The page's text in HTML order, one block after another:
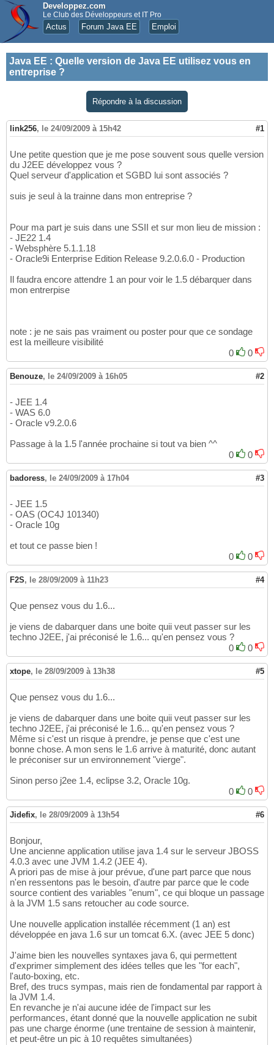
Developpez.com
Le Club des Développeurs et IT Pro
Actus Forum Java EE Emploi
Java EE : Quelle version de Java EE utilisez vous en
entreprise ?
Répondre à la discussion
link256, le 24/09/2009 à 15h42 #1
Une petite question que je me pose souvent sous quelle version
du J2EE développez vous ?
Quel serveur d'application et SGBD lui sont associés ?
suis je seul à la trainne dans mon entreprise ?
Pour ma part je suis dans une SSII et sur mon lieu de mission :
- JE22 1.4
- Websphère 5.1.1.18
- Oracle9i Enterprise Edition Release 9.2.0.6.0 - Production
Il faudra encore attendre 1 an pour voir le 1.5 débarquer dans
mon entrerpise
note : je ne sais pas vraiment ou poster pour que ce sondage
est la meilleure visibilité
0
0
Benouze, le 24/09/2009 à 16h05 #2
- JEE 1.4
- WAS 6.0
- Oracle v9.2.0.6
Passage à la 1.5 l'année prochaine si tout va bien ^^
0
0
badoress, le 24/09/2009 à 17h04 #3
- JEE 1.5
- OAS (OC4J 101340)
- Oracle 10g
et tout ce passe bien !
0
0
F2S, le 28/09/2009 à 11h23 #4
Que pensez vous du 1.6...
je viens de dabarquer dans une boite quii veut passer sur les
techno J2EE, j'ai préconisé le 1.6... qu'en pensez vous ?
0
0
xtope, le 28/09/2009 à 13h38 #5
Que pensez vous du 1.6...
je viens de dabarquer dans une boite quii veut passer sur les
techno J2EE, j'ai préconisé le 1.6... qu'en pensez vous ?
Même si c'est un risque à prendre, je pense que c'est une
bonne chose. A mon sens le 1.6 arrive à maturité, donc autant
le préconiser sur un environnement "vierge".
Sinon perso j2ee 1.4, eclipse 3.2, Oracle 10g.
0
0
Jidefix, le 28/09/2009 à 13h54 #6
Bonjour,
Une ancienne application utilise java 1.4 sur le serveur JBOSS
4.0.3 avec une JVM 1.4.2 (JEE 4).
A priori pas de mise à jour prévue, d'une part parce que nous
n'en ressentons pas le besoin, d'autre par parce que le code
source contient des variables "enum", ce qui bloque un passage
à la JVM 1.5 sans retoucher au code source.
Une nouvelle application installée récemment (1 an) est
développée en java 1.6 sur un tomcat 6.X. (avec JEE 5 donc)
J'aime bien les nouvelles syntaxes java 6, qui permettent
d'exprimer simplement des idées telles que les "for each",
l'auto-boxing, etc.
Bref, des trucs sympas, mais rien de fondamental par rapport à
la JVM 1.4.
En revanche je n'ai aucune idée de l'impact sur les
performances, étant donné que la nouvelle application ne subit
pas une charge énorme (une trentaine de session à maintenir,
et peut-être un pic à 10 requêtes simultanées)